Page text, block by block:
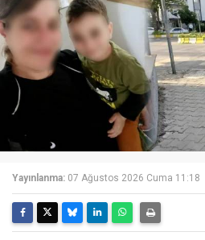
Yayınlanma: 07 Ağustos 2026 Cuma 11:18